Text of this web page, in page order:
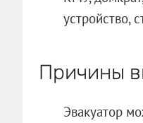
устройство,
Причины
Эвакуатор